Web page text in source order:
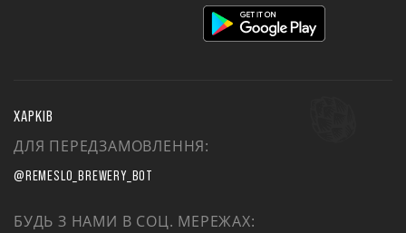
ХАРКІВ
ДЛЯ ПЕРЕДЗАМОВЛЕННЯ:
@REMESLO_BREWERY_BOT
БУДЬ З НАМИ В СОЦ. МЕРЕЖАХ: